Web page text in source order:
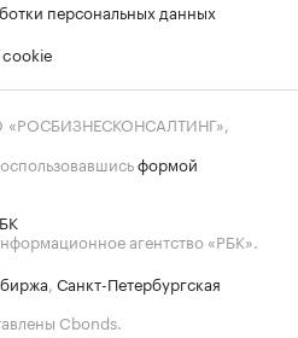
персональных данных
формой
агентство «РБК».
, Санкт-Петербургская
Cbonds.